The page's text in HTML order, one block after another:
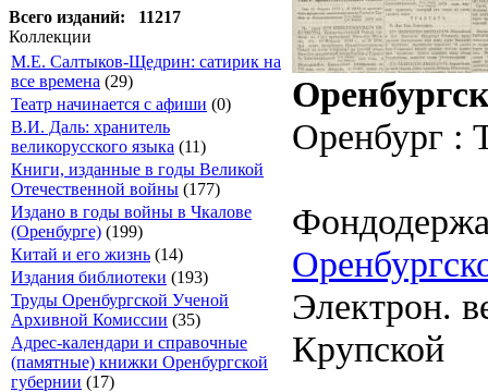
Всего изданий: 11217
Коллекции
М.Е. Салтыков-Щедрин: сатирик на
все времена (29)
Театр начинается с афиши (0)
В.И. Даль: хранитель
великорусского языка (11)
Книги, изданные в годы Великой
Отечественной войны (177)
Издано в годы войны в Чкалове
(Оренбурге) (199)
Китай и его жизнь (14)
Издания библиотеки (193)
Труды Оренбургской Ученой
Архивной Комиссии (35)
Адрес-календари и справочные
(памятные) книжки Оренбургской
губернии (17)
Оренбург :
Электрон.
Крупской